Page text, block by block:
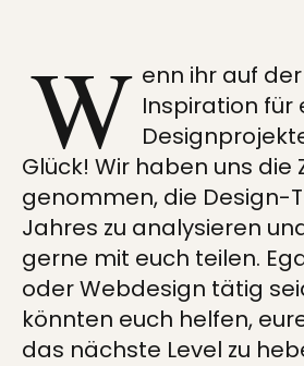
W enn ihr auf
Inspiration für
Glück! Wir haben uns die
genommen, die Design-
Jahres zu analysieren
gerne mit euch teilen.
oder Webdesign tätig
könnten euch helfen,
das nächste Level zu